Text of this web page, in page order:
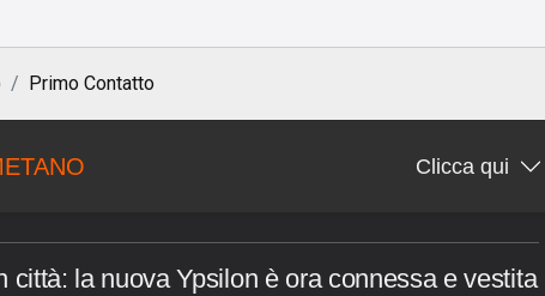
Primo Contatto
Clicca qui
città: la nuova Ypsilon è ora connessa e vestita